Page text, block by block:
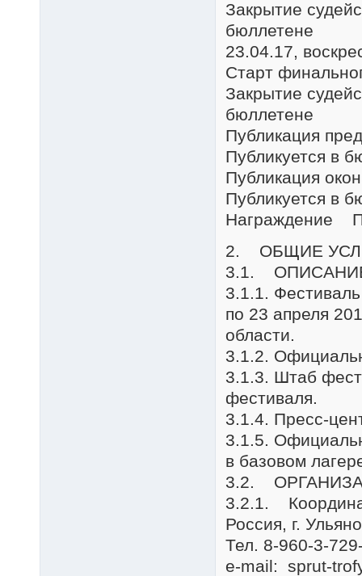
Закрытие
бюллетене
23.04.17,
Старт
Закрытие
бюллетене
Публикация
Публикуется в
Публикация
Публикуется в
Награждение
2. ОБЩИЕ
3.1.
3.1.1.
по 23 апреля
области.
3.1.2.
3.1.3. Штаб
фестиваля.
3.1.4. Пресс-
3.1.5.
в базовом
3.2.
3.2.1.
Россия, г.
Тел. 8-960-3-
e-mail: sprut-